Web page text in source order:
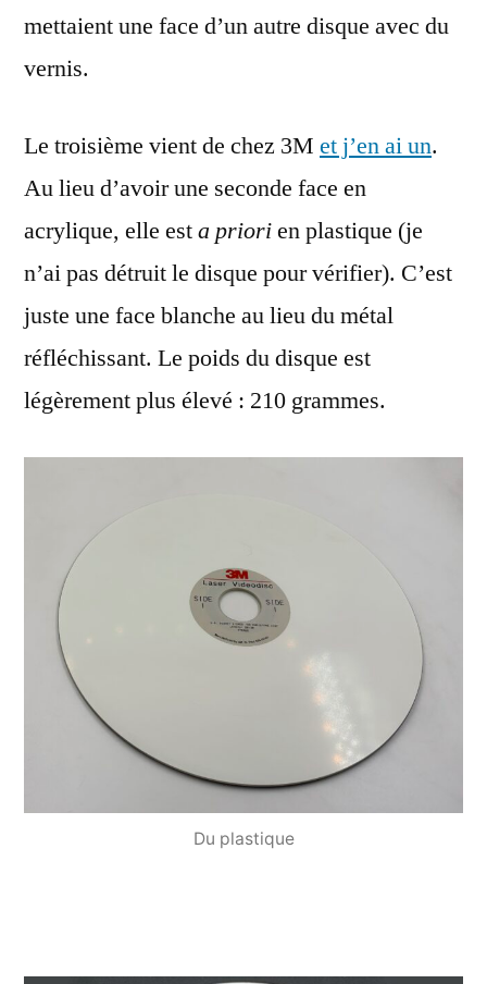
mettaient une face d’un autre disque avec du
vernis.
Le troisième vient de chez 3M et j’en ai un.
Au lieu d’avoir une seconde face en
acrylique, elle esta priorien plastique (je
n’ai pas détruit le disque pour vérifier). C’est
juste une face blanche au lieu du métal
réfléchissant. Le poids du disque est
légèrement plus élevé : 210 grammes.
Du plastique